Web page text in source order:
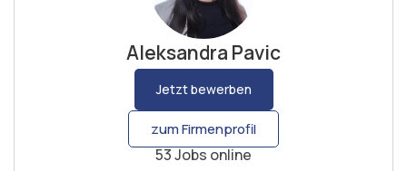
Aleksandra Pavic
Jetzt bewerben
zum Firmenprofil
53 Jobs online